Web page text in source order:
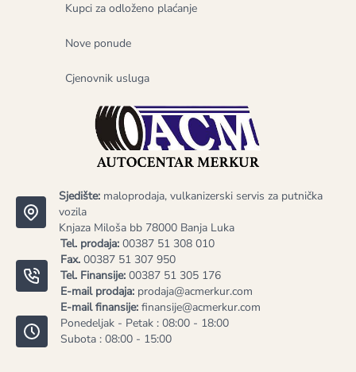
Sjedište: maloprodaja, vulkanizerski servis za putnička
vozila
Knjaza Miloša bb 78000 Banja Luka
Tel. prodaja: 00387 51 308 010
Fax. 00387 51 307 950
Tel. Finansije: 00387 51 305 176
E-mail prodaja: prodaja@acmerkur.com
E-mail finansije: finansije@acmerkur.com
Ponedeljak - Petak : 08:00 - 18:00
Subota : 08:00 - 15:00
Kupci za odloženo plaćanje
Nove ponude
Cjenovnik usluga